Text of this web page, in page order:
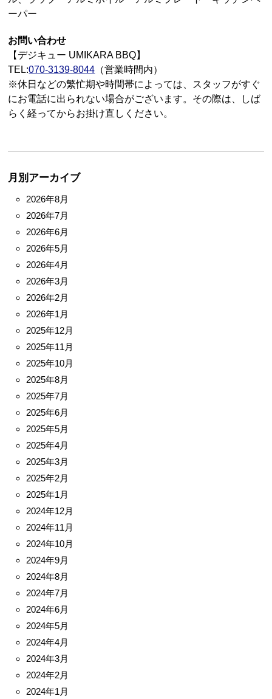
ーパー
お問い合わせ
【デジキュー UMIKARA BBQ】
TEL:070-3139-8044 （営業時間内）
※休日などの繁忙期や時間帯によっては、スタッフがすぐ
にお電話に出られない場合がございます。その際は、しば
らく経ってからお掛け直しください。
月別アーカイブ
2026年8月
2026年7月
2026年6月
2026年5月
2026年4月
2026年3月
2026年2月
2026年1月
2025年12月
2025年11月
2025年10月
2025年8月
2025年7月
2025年6月
2025年5月
2025年4月
2025年3月
2025年2月
2025年1月
2024年12月
2024年11月
2024年10月
2024年9月
2024年8月
2024年7月
2024年6月
2024年5月
2024年4月
2024年3月
2024年2月
2024年1月